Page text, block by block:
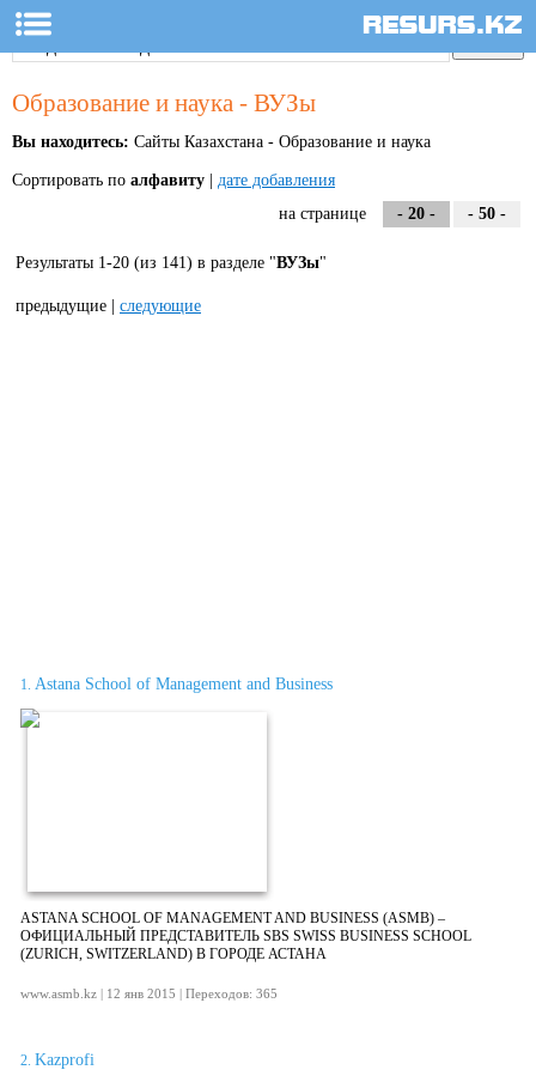
Образование и наука - ВУЗы
Вы находитесь: Сайты Казахстана - Образование и наука
Сортировать по алфавиту
дате добавления
на странице
- 20 - - 50 -
Результаты 1-20 (из 141) в разделе "ВУЗы"
предыдущие | следующие
1. Astana School of Management and Business
ASTANA SCHOOL OF MANAGEMENT AND BUSINESS (ASMB) –
ОФИЦИАЛЬНЫЙ ПРЕДСТАВИТЕЛЬ SBS SWISS BUSINESS SCHOOL
(ZURICH, SWITZERLAND) В ГОРОДЕ АСТАНА
www.asmb.kz | 12 янв 2015 | Переходов: 365
2. Kazprofi